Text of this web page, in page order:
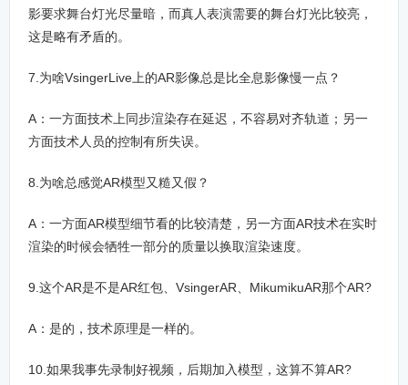
影要求舞台灯光尽量暗，而真人表演需要的舞台灯光比较亮，
这是略有矛盾的。
7.为啥VsingerLive上的AR影像总是比全息影像慢一点？
A：一方面技术上同步渲染存在延迟，不容易对齐轨道；另一
方面技术人员的控制有所失误。
8.为啥总感觉AR模型又糙又假？
A：一方面AR模型细节看的比较清楚，另一方面AR技术在实时
渲染的时候会牺牲一部分的质量以换取渲染速度。
9.这个AR是不是AR红包、VsingerAR、MikumikuAR那个AR?
A：是的，技术原理是一样的。
10.如果我事先录制好视频，后期加入模型，这算不算AR?